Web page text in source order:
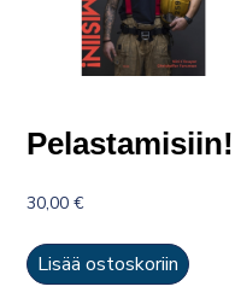
Pelastamisiin!
30,00€
Lisää ostoskoriin